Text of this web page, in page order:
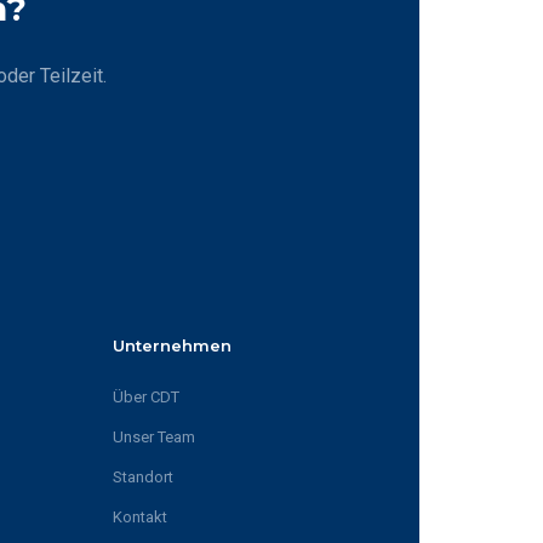
Teilzeit.
Unternehmen
Über CDT
Unser Team
Standort
Kontakt